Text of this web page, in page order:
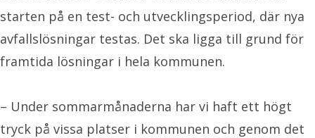
starten på en test- och utvecklingsperiod, där nya
avfallslösningar testas. Det ska ligga till grund för
framtida lösningar i hela kommunen.
– Under sommarmånaderna har vi haft ett högt
tryck på vissa platser i kommunen och genom det